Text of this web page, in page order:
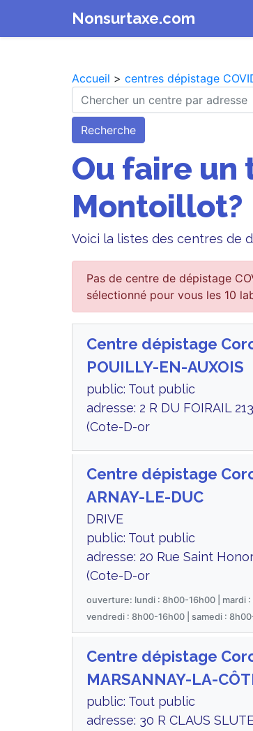
Nonsurtaxe.com
Accueil > centres dépistage
Recherche
Ou faire un
Montoillot?
Voici la listes des centres de
Pas de centre de dépistage
sélectionné pour vous les 10
Centre dépistage
POUILLY-EN-AUXOIS
public: Tout public
adresse: 2 R DU FOIRAIL
(Cote-D-or
Centre dépistage
ARNAY-LE-DUC
DRIVE
public: Tout public
adresse: 20 Rue Saint
(Cote-D-or
ouverture: lundi : 8h00-16h00 | mardi
vendredi : 8h00-16h00 | samedi :
Centre dépistage
MARSANNAY-LA-
public: Tout public
adresse: 30 R CLAUS